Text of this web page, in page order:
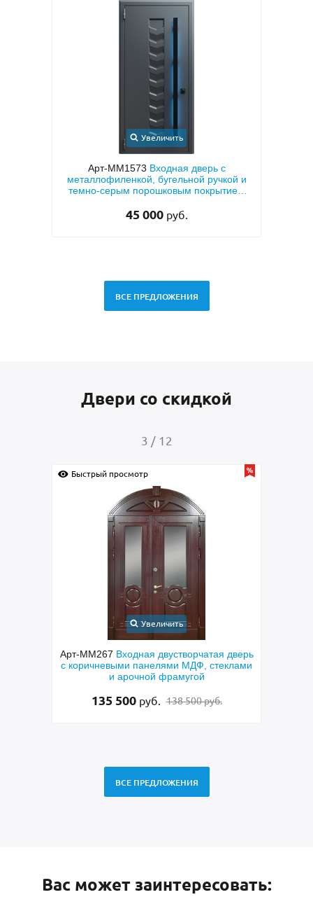
Увеличить
Арт-ММ1573Входная дверь с
металлофиленкой, бугельной ручкой и
темно-серым порошковым покрытием
45 000руб.
ВСЕ ПРЕДЛОЖЕНИЯ
Двери со скидкой
4 / 12
Быстрый просмотр
Увеличить
Арт-ММ267Входная двустворчатая дверь
с коричневыми панелями МДФ, стеклами
и арочной фрамугой
135 500руб. 138 500 руб.
ВСЕ ПРЕДЛОЖЕНИЯ
Вас может заинтересовать: